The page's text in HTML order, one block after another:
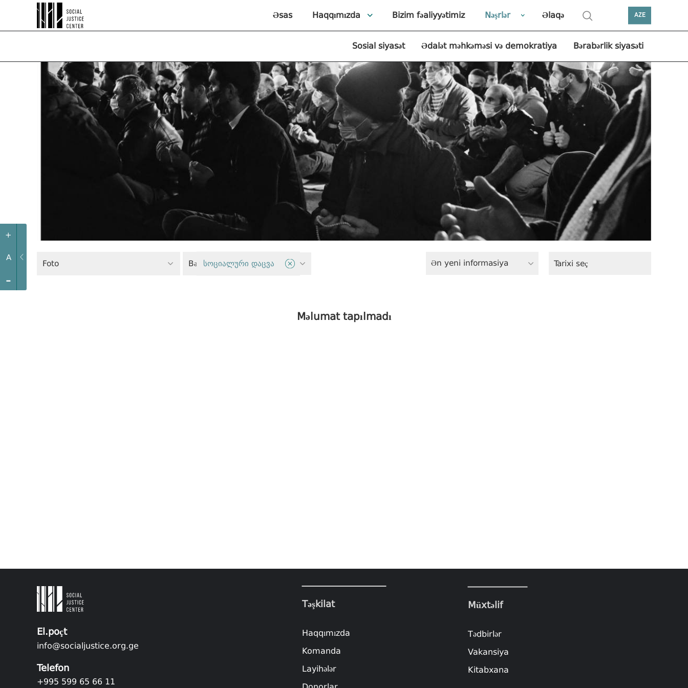
+
A
-
Əsas Haqqımızda Bizim fəaliyyətimiz Nəşrlər Əlaqə AZE
Sosial siyasət Ədalət məhkəməsi və demokratiya Bərabərlik siyasəti
Foto Bərabərlik siyasəti
სოციალური დაცვა Ən yeni informasiya
Məlumat tapılmadı
El.poçt
info@socialjustice.org.ge
Telefon
+995 599 65 66 11
Təşkilat
Haqqımızda
Komanda
Layihələr
Müxtəlif
Tədbirlər
Vakansiya
Kitabxana